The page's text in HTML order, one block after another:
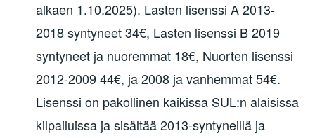
alkaen 1.10.2025). Lasten lisenssi A 2013-
2018 syntyneet 34€, Lasten lisenssi B 2019
syntyneet ja nuoremmat 18€, Nuorten lisenssi
2012-2009 44€, ja 2008 ja vanhemmat 54€.
Lisenssi on pakollinen kaikissa SUL:n alaisissa
kilpailuissa ja sisältää 2013-syntyneillä ja